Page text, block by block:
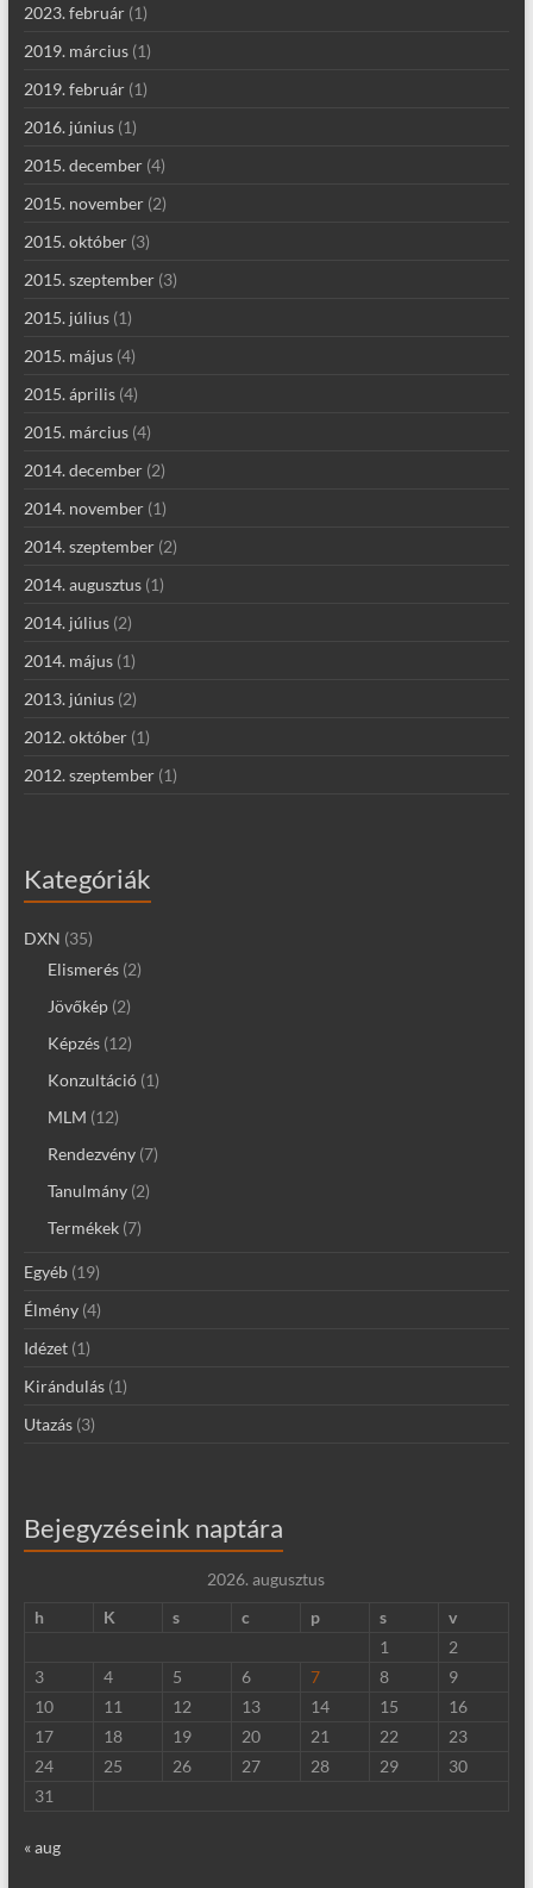
2023. február(1)
2019. március(1)
2019. február(1)
2016. június(1)
2015. december(4)
2015. november(2)
2015. október(3)
2015. szeptember(3)
2015. július(1)
2015. május(4)
2015. április(4)
2015. március(4)
2014. december(2)
2014. november(1)
2014. szeptember(2)
2014. augusztus(1)
2014. július(2)
2014. május(1)
2013. június(2)
2012. október(1)
2012. szeptember(1)
Kategóriák
DXN (35)
Elismerés(2)
Jövőkép(2)
Képzés(12)
Konzultáció(1)
MLM (12)
Rendezvény(7)
Tanulmány(2)
Termékek(7)
Egyéb(19)
Élmény(4)
Idézet(1)
Kirándulás(1)
Utazás(3)
Bejegyzéseink naptára
2026. augusztus
h
K s c p s
v
1
2
3
4 5 6 7 8
9
10
11 12 13 14 15
16
17
18 19 20 21 22
23
24
25 26 27 28 29
30
31
« aug